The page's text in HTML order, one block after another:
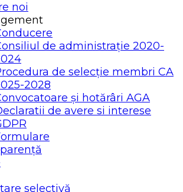
noi
de administrație 2020-
de selecție membri CA
2028
și hotărâri AGA
de avere si interese
selectivă